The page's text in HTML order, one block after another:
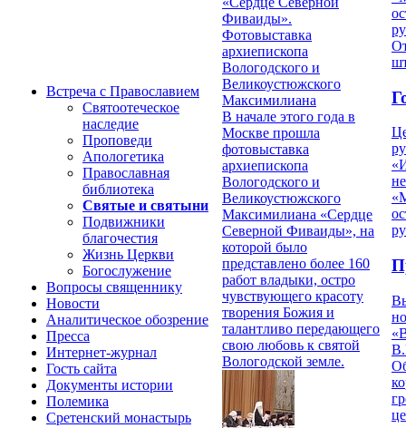
Встреча с Православием
Святоотеческое
наследие
Проповеди
Апологетика
Православная
библиотека
Святые и святыни
Подвижники
благочестия
Жизнь Церкви
Богослужение
Вопросы священнику
Новости
Аналитическое обозрение
Пресса
Интернет-журнал
Гость сайта
Документы истории
Полемика
Сретенский монастырь
Фиваиды».
Фотовыставка
архиепископа
Вологодского и
Великоустюжского
Максимилиана
В начале этого года в
Москве прошла
фотовыставка
архиепископа
Вологодского и
Великоустюжского
Максимилиана «Сердце
Северной Фиваиды», на
которой было
представлено более 160
работ владыки, остро
чувствующего красоту
творения Божия и
талантливо передающего
свою любовь к святой
Вологодской земле.